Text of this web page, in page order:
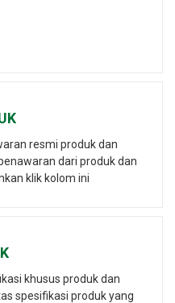
resmi produk dan
dari produk dan
klik kolom ini
khusus produk dan
spesifikasi produk yang